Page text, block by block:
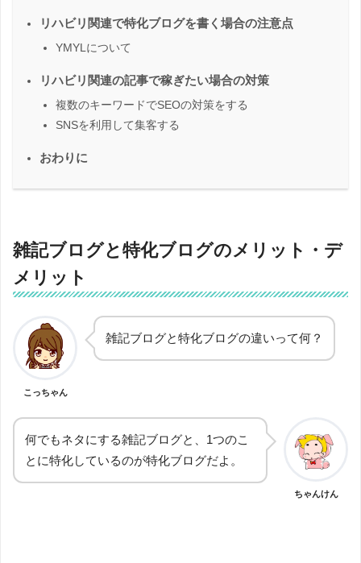
リハビリ関連で特化ブログを書く場合の注意点
YMYLについて
リハビリ関連の記事で稼ぎたい場合の対策
複数のキーワードでSEOの対策をする
SNSを利用して集客する
おわりに
雑記ブログと特化ブログのメリット・デ
メリット
こっちゃん
雑記ブログと特化ブログの違いって何？
何でもネタにする雑記ブログと、1つのこ
とに特化しているのが特化ブログだよ。
ちゃんけん